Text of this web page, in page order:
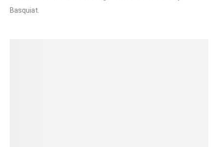
Basquiat.